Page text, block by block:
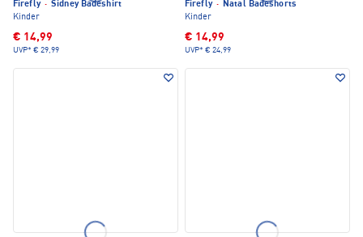
Firefly · Sidney Badeshirt
Kinder
€ 14,99
UVP* € 29,99
Firefly · Natal Badeshorts
Kinder
€ 14,99
UVP* € 24,99